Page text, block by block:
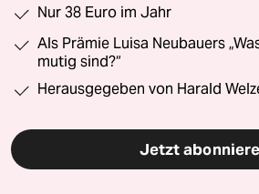
Nur 38 Euro im Jahr
Als Prämie Luisa Neubauers
mutig sind?“
Herausgegeben von Harald
Jetzt